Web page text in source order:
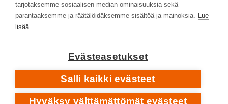
tarjotaksemme sosiaalisen median ominaisuuksia sekä
parantaaksemme ja räätälöidäksemme sisältöä ja mainoksia. Lue
lisää
Evästeasetukset
Salli kaikki evästeet
Hyväksy välttämättömät evästeet